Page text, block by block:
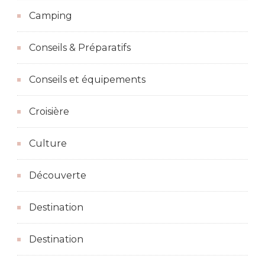
Camping
Conseils & Préparatifs
Conseils et équipements
Croisière
Culture
Découverte
Destination
Destination